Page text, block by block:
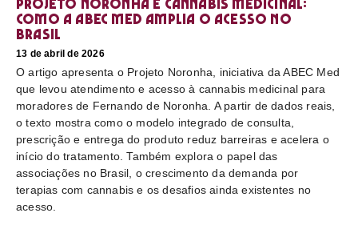
Projeto Noronha e cannabis medicinal:
como a ABEC Med amplia o acesso no
Brasil
13 de abril de 2026
O artigo apresenta o Projeto Noronha, iniciativa da ABEC Med
que levou atendimento e acesso à cannabis medicinal para
moradores de Fernando de Noronha. A partir de dados reais,
o texto mostra como o modelo integrado de consulta,
prescrição e entrega do produto reduz barreiras e acelera o
início do tratamento. Também explora o papel das
associações no Brasil, o crescimento da demanda por
terapias com cannabis e os desafios ainda existentes no
acesso.